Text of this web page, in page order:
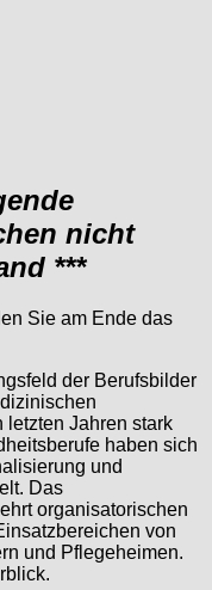
nicht
***
Sie am Ende das
der Berufsbilder
letzten Jahren stark
haben sich
und
Das
organisatorischen
von
und Pflegeheimen.